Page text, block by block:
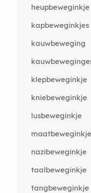
heupbeweginkje
kapbeweginkjes
kauwbeweging
klepbeweginkje
kniebeweginkje
lusbeweginkje
maatbeweginkje
nazibeweginkje
taalbeweginkje
tangbeweginkje